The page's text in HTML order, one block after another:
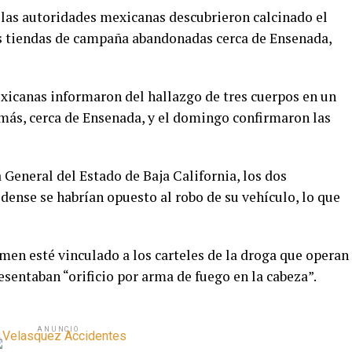
autoridades mexicanas descubrieron calcinado el
de campaña abandonadas cerca de Ensenada,
informaron del hallazgo de tres cuerpos en un
cerca de Ensenada, y el domingo confirmaron las
del Estado de Baja California, los dos
se habrían opuesto al robo de su vehículo, lo que
esté vinculado a los carteles de la droga que operan
“orificio por arma de fuego en la cabeza”.
ANUNCIO